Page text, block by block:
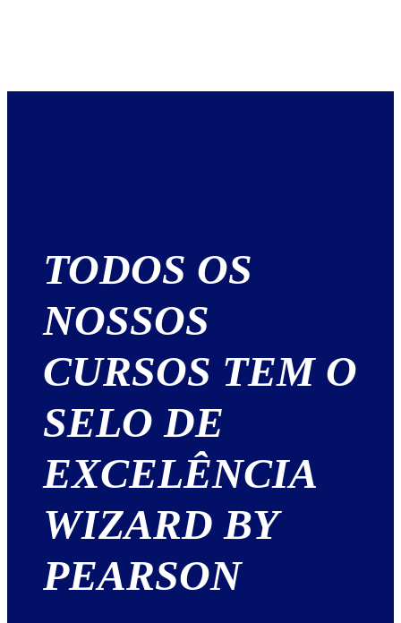
TODOS OS
NOSSOS
CURSOS TEM O
SELO DE
EXCELÊNCIA
WIZARD BY
PEARSON